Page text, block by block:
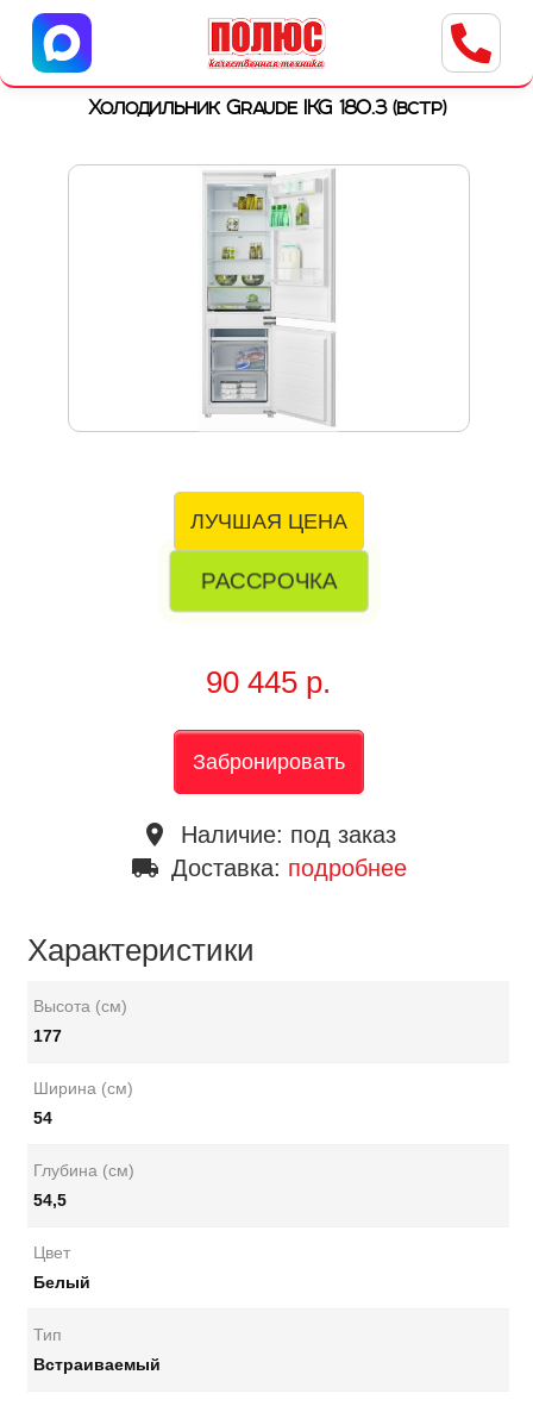
Центр бытовой техники
г. Ульяновск, ул. Пушкарева, 8a
Холодильник Graude IKG 180.3 (встр)
ЛУЧШАЯ ЦЕНА
РАССРОЧКА
90 445 р.
Забронировать
place Наличие: под заказ
local_shipping Доставка: подробнее
Характеристики
Высота (см)
177
Ширина (см)
54
Глубина (см)
54,5
Цвет
Белый
Тип
Встраиваемый